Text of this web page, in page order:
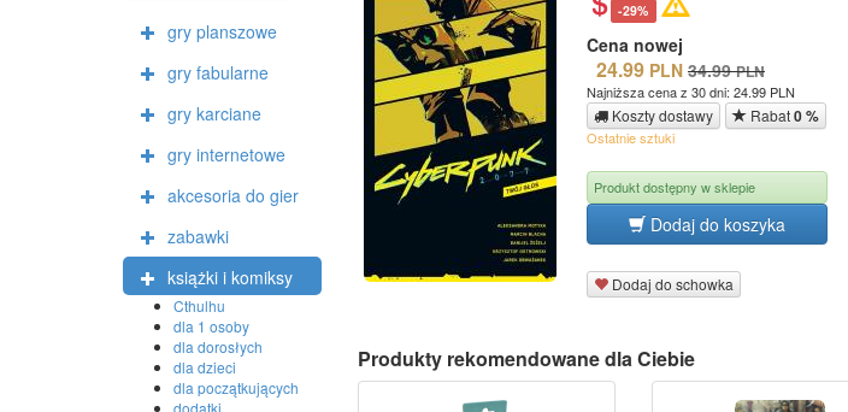
gry planszowe
gry fabularne
gry karciane
gry internetowe
akcesoria do gier
zabawki
książki i komiksy
Cthulhu
dla 1 osoby
dla dorosłych
dla dzieci
dla początkujących
dodatki
-29%
Cena nowej
24.99 PLN 34.99 PLN
Najniższa cena z 30 dni: 24.99 PLN
Koszty dostawy Rabat0 %
Ostatnie sztuki
Produkt dostępny w sklepie
Dodaj do koszyka
Dodaj do schowka
Produkty rekomendowane dla Ciebie